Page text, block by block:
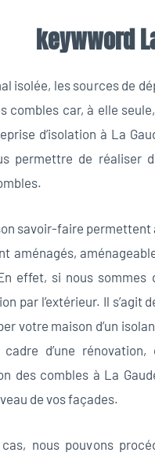
keywword
isolée, les sources de
combles car, à elle
d’isolation à La
permettre de réaliser
savoir-faire
aménagés,
effet, si nous sommes
par l’extérieur. Il
votre maison d’un
d’une
des combles à La
de vos façades.
nous pouvons